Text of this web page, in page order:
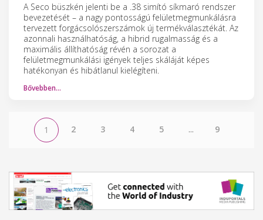
A Seco büszkén jelenti be a .38 simító síkmaró rendszer
bevezetését – a nagy pontosságú felületmegmunkálásra
tervezett forgácsolószerszámok új termékválasztékát. Az
azonnali használhatóság, a hibrid rugalmasság és a
maximális állíthatóság révén a sorozat a
felületmegmunkálási igények teljes skáláját képes
hatékonyan és hibátlanul kielégíteni.
Bővebben…
1 2 3 4 5 ... 9